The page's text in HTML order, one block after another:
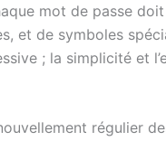
mot de passe
et de symboles
; la simplicité et
régulier